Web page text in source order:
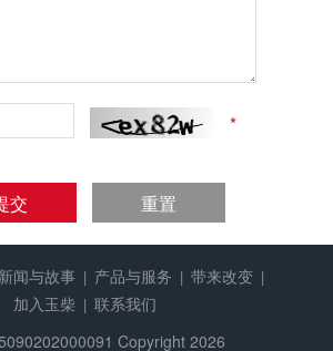
*
交 重置
新闻与故事 | 产品与服务 | 带来改变 |
加入玉柴 | 联系我们
Copyright 2026